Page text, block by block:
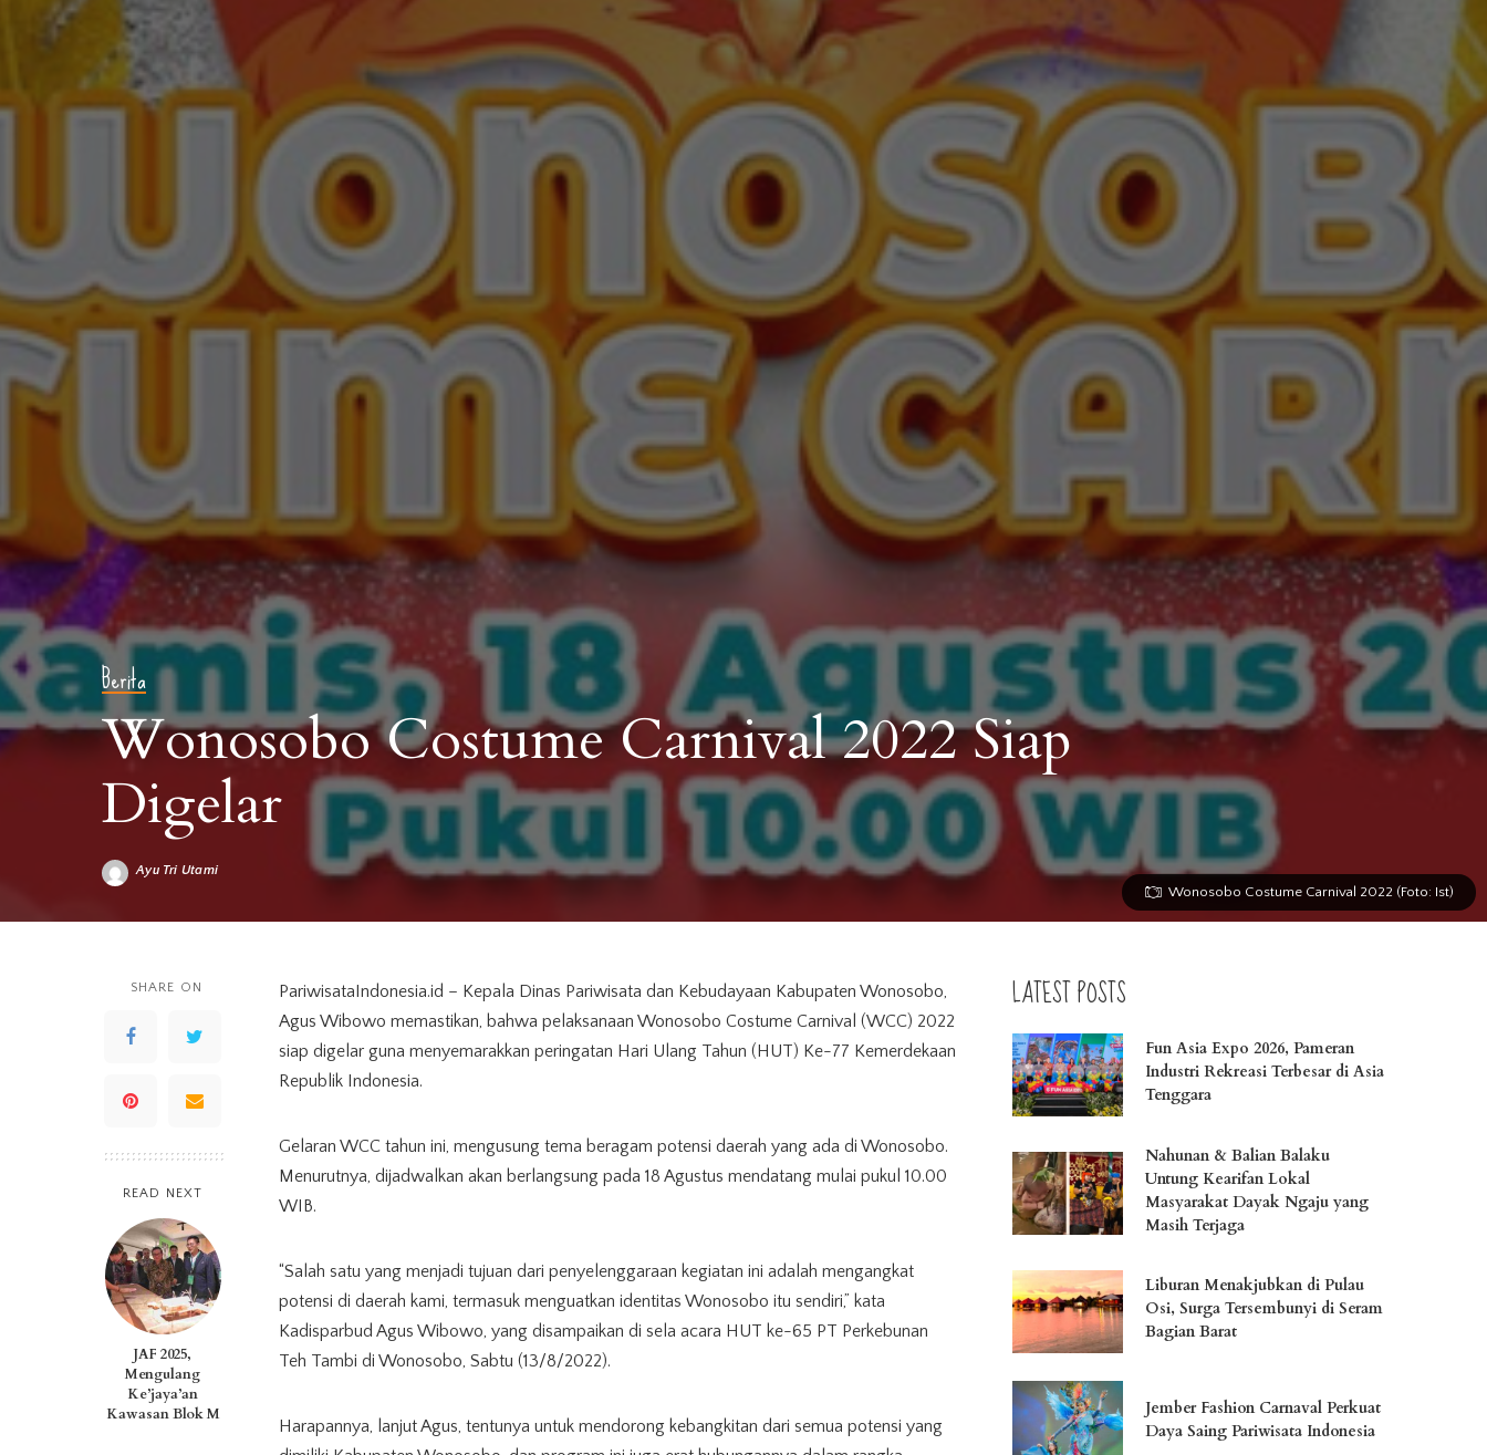
Wonosobo Costume Carnival 2022 (Foto: Ist)
Berita
Wonosobo Costume Carnival 2022 Siap
Digelar
Posted
Ayu Tri Utami
SHARE ON
READ NEXT
JAF 2025,
Mengulang
Ke’jaya’an
Kawasan Blok M
PariwisataIndonesia.id – Kepala Dinas Pariwisata dan Kebudayaan Kabupaten Wonosobo,
Agus Wibowo memastikan, bahwa pelaksanaan Wonosobo Costume Carnival (WCC) 2022
siap digelar guna menyemarakkan peringatan Hari Ulang Tahun (HUT) Ke-77 Kemerdekaan
Republik Indonesia.
Gelaran WCC tahun ini, mengusung tema beragam potensi daerah yang ada di Wonosobo.
Menurutnya, dijadwalkan akan berlangsung pada 18 Agustus mendatang mulai pukul 10.00
WIB.
“Salah satu yang menjadi tujuan dari penyelenggaraan kegiatan ini adalah mengangkat
potensi di daerah kami, termasuk menguatkan identitas Wonosobo itu sendiri,” kata
Kadisparbud Agus Wibowo, yang disampaikan di sela acara HUT ke-65 PT Perkebunan
Teh Tambi di Wonosobo, Sabtu (13/8/2022).
Harapannya, lanjut Agus, tentunya untuk mendorong kebangkitan dari semua potensi yang
LATEST POSTS
Fun Asia Expo 2026, Pameran
Industri Rekreasi Terbesar di Asia
Tenggara
Nahunan & Balian Balaku
Untung Kearifan Lokal
Masyarakat Dayak Ngaju yang
Masih Terjaga
Liburan Menakjubkan di Pulau
Osi, Surga Tersembunyi di Seram
Bagian Barat
Jember Fashion Carnaval Perkuat
Daya Saing Pariwisata Indonesia